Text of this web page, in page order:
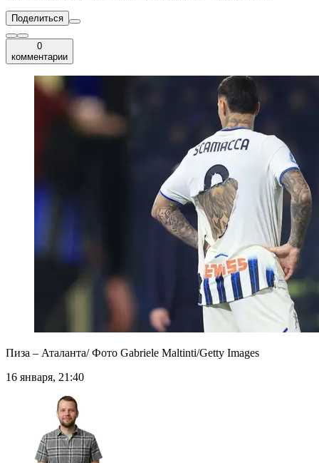
Поделиться
0
комментарии
Пиза – Аталанта/ Фото Gabriele Maltinti/Getty Images
16 января, 21:40